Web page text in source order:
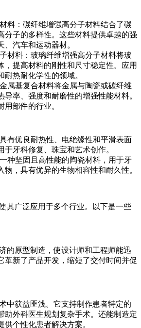
料：碳纤维增强高分子材料结合了碳
分子的多样性。这些材料提供卓越的强
汽车和运动器材。
材料：玻璃纤维增强高分子材料将玻
，提高材料的刚性和尺寸稳定性。应用
热耐化学性的领域。
属基复合材料将金属与陶瓷或碳纤维
导率、强度和耐磨性的增强性能材料。
用部件的行业。
有优良耐热性、电绝缘性和平滑表面
于牙科修复、珠宝和艺术创作。
种坚固且高性能的陶瓷材料，用于牙
物，具有优异的生物相容性和耐久性。
其广泛应用于多个行业。以下是一些
的原型制造，使设计师和工程师能迅
革新了产品开发，缩短了交付时间并促
中获益匪浅。它支持制作患者特定的
助外科医生规划复杂手术。还能制造定
个性化患者解决方案。